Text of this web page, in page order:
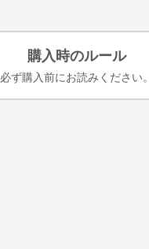
購入時のルール
必ず購入前にお読みください。